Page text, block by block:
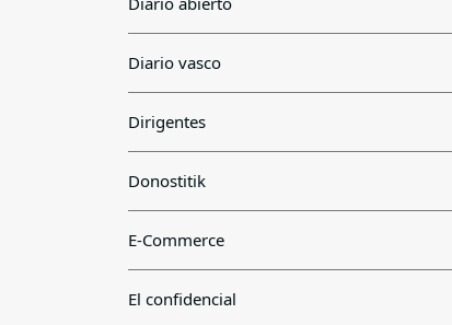
Diario vasco
Dirigentes
Donostitik
E-Commerce
El confidencial